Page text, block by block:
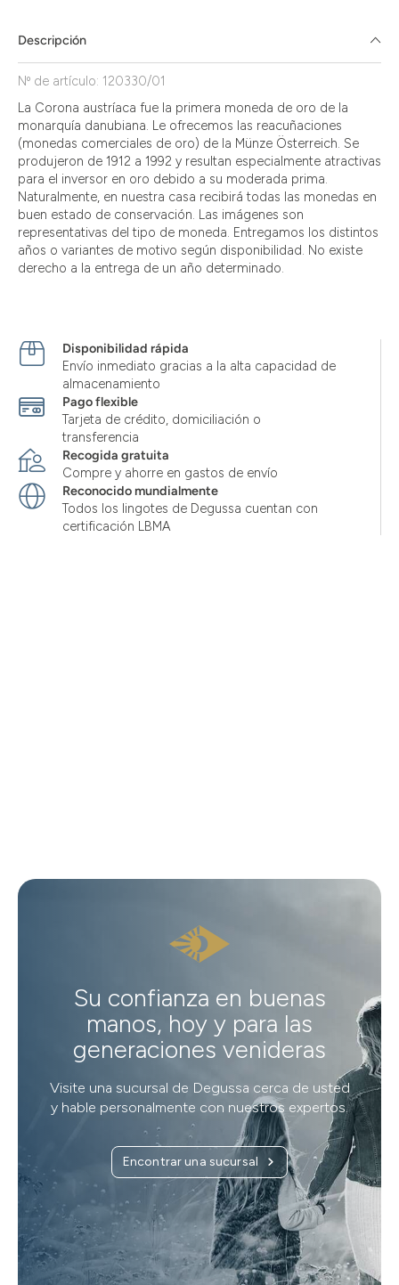
Descripción
Nº de artículo: 120330/01
La Corona austríaca fue la primera moneda de oro de la
monarquía danubiana. Le ofrecemos las reacuñaciones
(monedas comerciales de oro) de la Münze Österreich. Se
produjeron de 1912 a 1992 y resultan especialmente atractivas
para el inversor en oro debido a su moderada prima.
Naturalmente, en nuestra casa recibirá todas las monedas en
buen estado de conservación. Las imágenes son
representativas del tipo de moneda. Entregamos los distintos
años o variantes de motivo según disponibilidad. No existe
derecho a la entrega de un año determinado.
Disponibilidad rápida
Envío inmediato gracias a la alta capacidad de
almacenamiento
Pago flexible
Tarjeta de crédito, domiciliación o
transferencia
Recogida gratuita
Compre y ahorre en gastos de envío
Reconocido mundialmente
Todos los lingotes de Degussa cuentan con
certificación LBMA
Su confianza en buenas
manos, hoy y para las
generaciones venideras
Visite una sucursal de Degussa cerca de usted
y hable personalmente con nuestros expertos.
Encontrar una sucursal